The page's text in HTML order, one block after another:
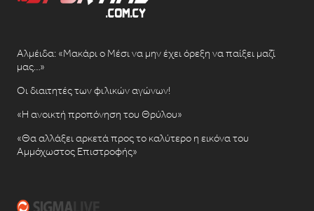
Αλμέιδα: «Μακάρι ο Μέσι να μην έχει όρεξη να παίξει μαζί
μας…»
Οι διαιτητές των φιλικών αγώνων!
«Η ανοικτή προπόνηση του Θρύλου»
«Θα αλλάξει αρκετά προς το καλύτερο η εικόνα του
Αμμόχωστος Επιστροφής»